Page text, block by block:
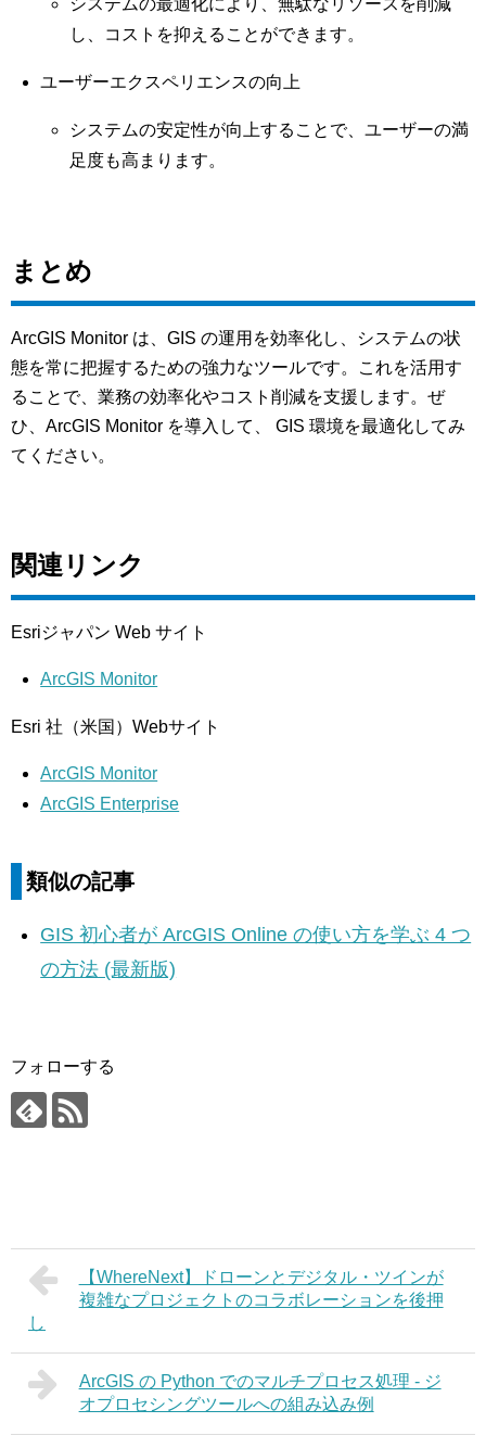
システムの最適化により、無駄なリソースを削減
し、コストを抑えることができます。
ユーザーエクスペリエンスの向上
システムの安定性が向上することで、ユーザーの満
足度も高まります。
まとめ
ArcGIS Monitor は、GIS の運用を効率化し、システムの状
態を常に把握するための強力なツールです。これを活用す
ることで、業務の効率化やコスト削減を支援します。ぜ
ひ、ArcGIS Monitor を導入して、 GIS 環境を最適化してみ
てください。
関連リンク
Esriジャパン Web サイト
ArcGIS Monitor
Esri 社（米国）Webサイト
ArcGIS Monitor
ArcGIS Enterprise
類似の記事
GIS 初心者が ArcGIS Online の使い方を学ぶ 4 つ
の方法 (最新版)
フォローする
【WhereNext】ドローンとデジタル・ツインが
複雑なプロジェクトのコラボレーションを後押
し
ArcGIS の Python でのマルチプロセス処理 - ジ
オプロセシングツールへの組み込み例